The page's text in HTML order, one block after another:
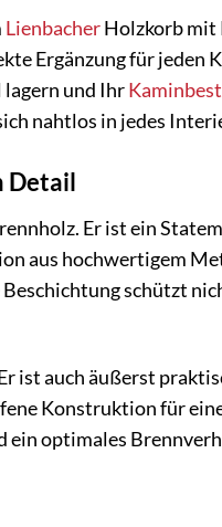
LienbacherHolzkorb mit
Ergänzung für jeden
und Ihr
nahtlos in jedes
Detail
Er ist ein
aus hochwertigem
schützt
ist auch äußerst
Konstruktion für
ein optimales